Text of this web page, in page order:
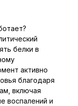
белки в
активно
благодаря
включая
воспалений и